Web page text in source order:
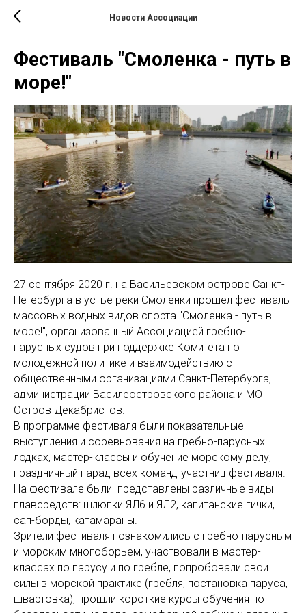
Новости Ассоциации
Фестиваль "Смоленка - путь в
море!"
27 сентября 2020 г. на Васильевском острове Санкт-
Петербурга в устье реки Смоленки прошел фестиваль
массовых водных видов спорта "Смоленка - путь в
море!", организованный Ассоциацией гребно-
парусных судов при поддержке Комитета по
молодежной политике и взаимодействию с
общественными организациями Санкт-Петербурга,
администрации Василеостровского района и МО
Остров Декабристов.
В программе фестиваля были показательные
выступления и соревнования на гребно-парусных
лодках, мастер-классы и обучение морскому делу,
праздничный парад всех команд-участниц фестиваля.
На фестивале были представлены различные виды
плавсредств: шлюпки ЯЛ6 и ЯЛ2, капитанские гички,
сап-борды, катамараны.
Зрители фестиваля познакомились с гребно-парусным
и морским многоборьем, участвовали в мастер-
классах по парусу и по гребле, попробовали свои
силы в морской практике (гребля, постановка паруса,
швартовка), прошли короткие курсы обучения по